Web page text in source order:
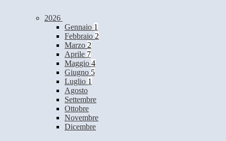
2026
Gennaio 1
Febbraio 2
Marzo 2
Aprile 7
Maggio 4
Giugno 5
Luglio 1
Agosto
Settembre
Ottobre
Novembre
Dicembre